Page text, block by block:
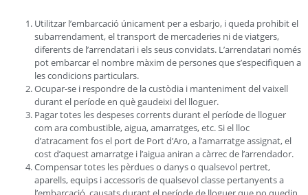
Utilitzar l’embarcació únicament per a esbarjo, i queda prohibit el
subarrendament, el transport de mercaderies ni de viatgers,
diferents de l’arrendatari i els seus convidats. L’arrendatari només
pot embarcar el nombre màxim de persones que s’especifiquen a
les condicions particulars.
Ocupar-se i respondre de la custòdia i manteniment del vaixell
durant el període en què gaudeixi del lloguer.
Pagar totes les despeses corrents durant el període de lloguer
com ara combustible, aigua, amarratges, etc. Si el lloc
d’atracament fos el port de Port d’Aro, a l’amarratge assignat, el
cost d’aquest amarratge i l’aigua aniran a càrrec de l’arrendador.
Compensar totes les pèrdues o danys o qualsevol pertret,
aparells, equips i accessoris de qualsevol classe pertanyents a